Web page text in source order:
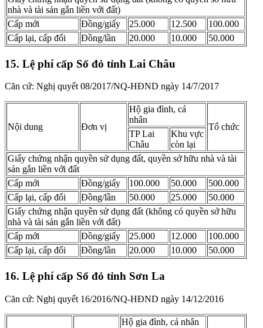
nhà và tài sản gắn liền với đất)
Cấp mới
Đồng/giấy 25.000 12.500
100.000
Cấp lại, cấp đổi
​Đồng/lần 20.000 10.000 50.000
15. Lệ phí cấp Sổ đỏ tỉnh Lai Châu
Căn cứ: Nghị quyết 08/2017/NQ-HĐND ngày 14/7/2017
Nội dung Đơn vị
Hộ gia đình, cá
nhân
Tổ chức
TP Lai
Châu
Khu vực
còn lại
Giấy chứng nhận quyền sử dụng đất, quyền sở hữu nhà và tài
sản gắn liền với đất
Cấp mới
​Đồng/giấy 100.000 50.000
500.000
Cấp lại, cấp đổi
​Đồng/lần 50.000 25.000
50.000
Giấy chứng nhận quyền sử dụng đất (không có quyền sở hữu
nhà và tài sản gắn liền với đất)
Cấp mới
Đồng/giấy 25.000 12.000
100.000
Cấp lại, cấp đổi
Đồng/lần 20.000 10.000 50.000
16. Lệ phí cấp Sổ đỏ tỉnh Sơn La
Căn cứ: Nghị quyết 16/2016/NQ-HĐND ngày 14/12/2016
Hộ gia đình, cá nhân